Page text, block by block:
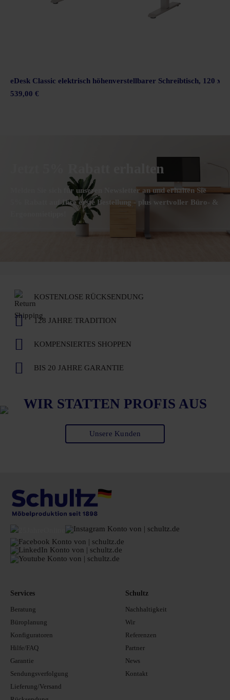
eDesk Classic elektrisch höhenverstellbarer Schreibtisch, 120 x
539,00 €
Jetzt 5% Rabatt erhalten
Melden Sie sich für unseren Newsletter an und erhalten Sie
5% Rabatt auf Ihre erste Bestellung - plus wertvoller Büro- &
KOSTENLOSE RÜCKSENDUNG
128 JAHRE TRADITION
KOMPENSIERTES SHOPPEN
BIS 20 JAHRE GARANTIE
WIR STATTEN PROFIS AUS
Unsere Kunden
Services
Beratung
Büroplanung
Konfiguratoren
Hilfe/FAQ
Garantie
Sendungsverfolgung
Lieferung/Versand
Schultz
Nachhaltigkeit
Wir
Referenzen
Partner
News
Kontakt